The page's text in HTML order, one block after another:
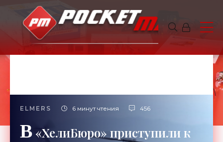
ELMERS 6 минут чтения 456
В«ХелиБюро» приступили к